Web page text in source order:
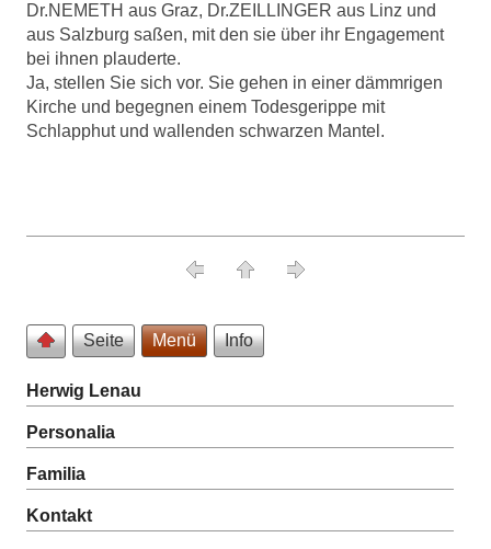
Dr.NEMETH aus Graz, Dr.ZEILLINGER aus Linz und
aus Salzburg saßen, mit den sie über ihr Engagement
bei ihnen plauderte.
Ja, stellen Sie sich vor. Sie gehen in einer dämmrigen
Kirche und begegnen einem Todesgerippe mit
Schlapphut und wallenden schwarzen Mantel.
Seite Menü Info
Herwig Lenau
Personalia
Familia
Kontakt